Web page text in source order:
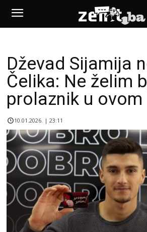
Dževad Sijamija
Čelika: Ne želim
prolaznik u ovom
10.01.2026. | 23:11